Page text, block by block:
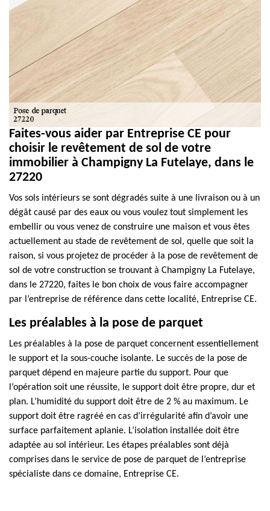
Faites-vous aider par Entreprise CE pour
choisir le revêtement de sol de votre
immobilier à Champigny La Futelaye, dans le
27220
Vos sols intérieurs se sont dégradés suite à une livraison ou à un
dégât causé par des eaux ou vous voulez tout simplement les
embellir ou vous venez de construire une maison et vous êtes
actuellement au stade de revêtement de sol, quelle que soit la
raison, si vous projetez de procéder à la pose de revêtement de
sol de votre construction se trouvant à Champigny La Futelaye,
dans le 27220, faites le bon choix de vous faire accompagner
par l’entreprise de référence dans cette localité, Entreprise CE.
Les préalables à la pose de parquet
Les préalables à la pose de parquet concernent essentiellement
le support et la sous-couche isolante. Le succès de la pose de
parquet dépend en majeure partie du support. Pour que
l’opération soit une réussite, le support doit être propre, dur et
plan. L’humidité du support doit être de 2 % au maximum. Le
support doit être ragréé en cas d’irrégularité afin d’avoir une
surface parfaitement aplanie. L’isolation installée doit être
adaptée au sol intérieur. Les étapes préalables sont déjà
comprises dans le service de pose de parquet de l’entreprise
spécialiste dans ce domaine, Entreprise CE.